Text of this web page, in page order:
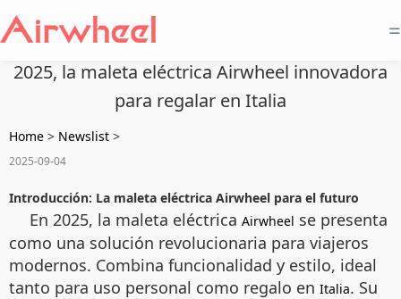
=
2025, la maleta eléctrica Airwheel innovadora
para regalar en Italia
Home > Newslist >
2025-09-04
Introducción: La maleta eléctrica Airwheel para el futuro
En 2025, la maleta eléctrica Airwheel se presenta
como una solución revolucionaria para viajeros
modernos. Combina funcionalidad y estilo, ideal
tanto para uso personal como regalo en Italia. Su